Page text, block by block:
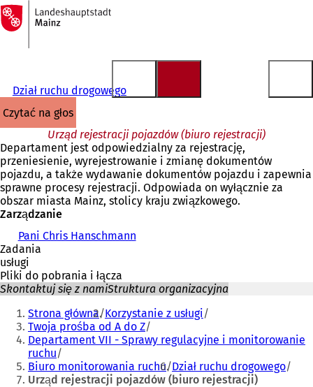
Przejdź do treści
Do
strony
głównej
Dział ruchu drogowego
czytać na głos
Urząd rejestracji pojazdów (biuro rejestracji)
Departament jest odpowiedzialny za rejestrację,
przeniesienie, wyrejestrowanie i zmianę dokumentów
pojazdu, a także wydawanie dokumentów pojazdu i zapewnia
sprawne procesy rejestracji. Odpowiada on wyłącznie za
obszar miasta Mainz, stolicy kraju związkowego.
Zarządzanie
Pani Chris Hanschmann
Zadania
usługi
Pliki do pobrania i łącza
Skontaktuj się z namiStruktura organizacyjna
Jesteś
tutaj:
Strona główna Korzystanie z usługi
Twoja prośba od A do Z
Departament VII - Sprawy regulacyjne i monitorowanie
ruchu
Biuro monitorowania ruchu Dział ruchu drogowego
Urząd rejestracji pojazdów (biuro rejestracji)